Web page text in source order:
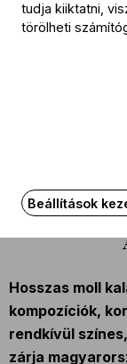
Szólista
Hosszas moll
kompozíciók,
rendkívül
zárja
tudja kiiktatni,
törölheti
Beállítások